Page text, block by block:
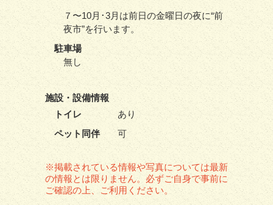
７〜10月･3月は前日の金曜日の夜に“前
夜市”を行います。
駐車場
無し
施設・ 設備情報
トイレ
あり
ペット同伴
可
※掲載されている情報や写真については最新
の情報とは限りません。必ずご自身で事前に
ご確認の上、ご利用ください。